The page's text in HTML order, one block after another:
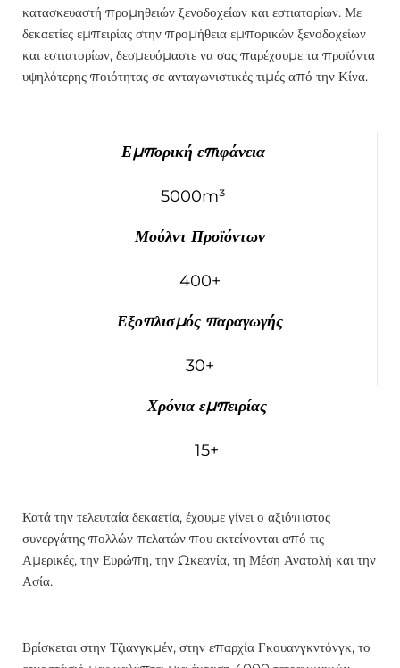
κατασκευαστή προμηθειών ξενοδοχείων και εστιατορίων. Με
δεκαετίες εμπειρίας στην προμήθεια εμπορικών ξενοδοχείων
και εστιατορίων, δεσμευόμαστε να σας παρέχουμε τα προϊόντα
υψηλότερης ποιότητας σε ανταγωνιστικές τιμές από την Κίνα.
Εμπορική επιφάνεια
5000m³
Μούλντ Προϊόντων
400+
Εξοπλισμός παραγωγής
30+
Χρόνια εμπειρίας
15+
Κατά την τελευταία δεκαετία, έχουμε γίνει ο αξιόπιστος
συνεργάτης πολλών πελατών που εκτείνονται από τις
Αμερικές, την Ευρώπη, την Ωκεανία, τη Μέση Ανατολή και την
Ασία.
Βρίσκεται στην Τζιανγκμέν, στην επαρχία Γκουανγκντόνγκ, το